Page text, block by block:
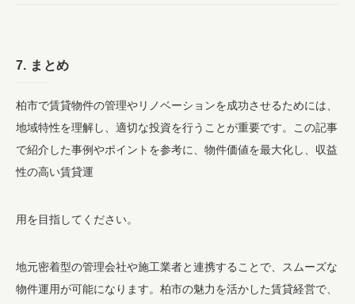
7. まとめ
柏市で賃貸物件の管理やリノベーションを成功させるためには、
地域特性を理解し、適切な投資を行うことが重要です。この記事
で紹介した事例やポイントを参考に、物件価値を最大化し、収益
性の高い賃貸運
用を目指してください。
地元密着型の管理会社や施工業者と連携することで、スムーズな
物件運用が可能になります。柏市の魅力を活かした賃貸経営で、